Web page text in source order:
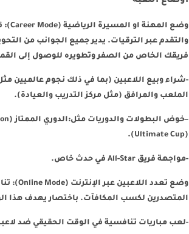
وضع المهنة او المسيرة الرياضية (Career Mode
):
والتقدم عبر الترقيات. يدير جميع الجوانب من
فريقك الخاص من الصفر وتطويره للوصول إلى
-شراء وبيع اللاعبين (بما في ذلك نجوم عالميين
الملعب والمرافق (مثل مركز التدريب والعيادة).
–خوض البطولات والدوريات مثل
(Ultimate Cup).
-مواجهة فريق All-Star في حدث خاص.
وضع تعدد اللاعبين عبر الإنترنت (Online Mode)
:
المتصدرين لكسب المكافآت. باختصار يهدف هذا
-لعب مباريات تنافسية في الوقت الحقيقي ضد